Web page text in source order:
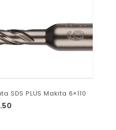
SDS PLUS Makita 6×110